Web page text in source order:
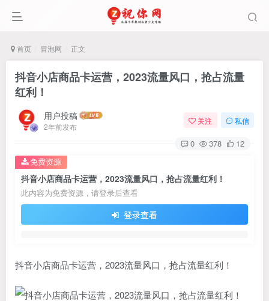
首页 冒泡网 正文
抖音小店商品卡运营，2023流量风口，抢占流量
红利！
用户投稿
2年前发布
关注 私信
0 378 12
抖音小店商品卡运营，2023流量风口，抢占流量红利！
此内容为免费资源，请登录后查看
登录查看
免费资源
抖音小店商品卡运营，2023流量风口，抢占流量红利！